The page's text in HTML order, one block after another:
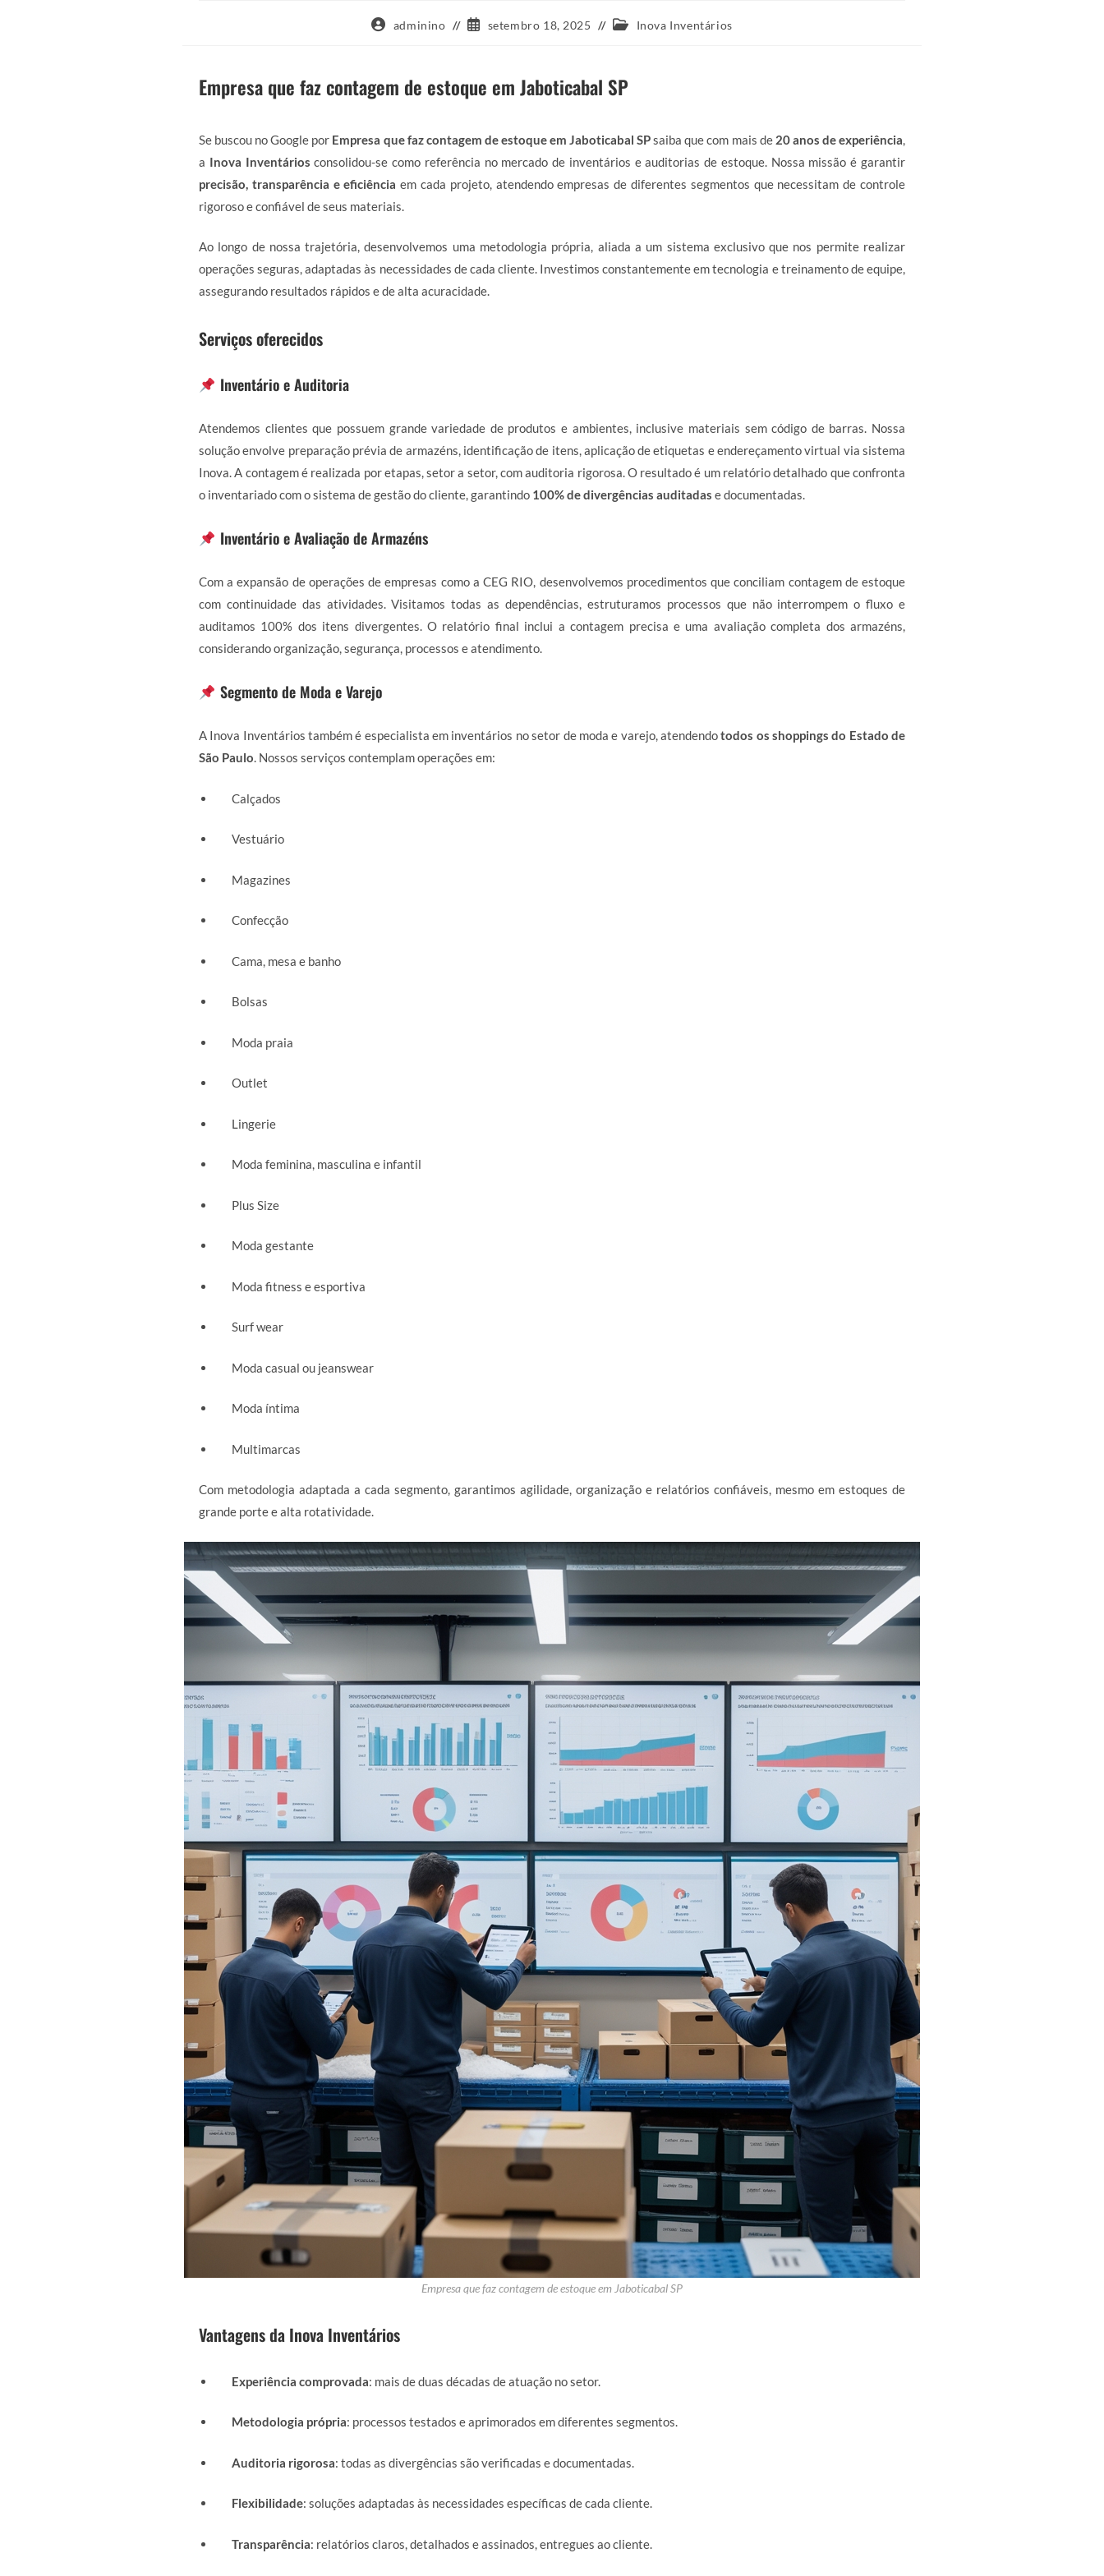
Autoradminino
Postsetembro 18, 2025
Categoria
Inova Inventários
Empresa que faz contagem de estoque em Jaboticabal SP
Se buscou no Google por Empresa que faz contagem de estoque em Jaboticabal SPsaiba que com mais de 20 anos de experiência
a Inova Inventários consolidou-se como referência no mercado de inventários e auditorias de estoque. Nossa missão é garantir
precisão, transparência e eficiência em cada projeto, atendendo empresas de diferentes segmentos que necessitam de controle
rigoroso e confiável de seus materiais.
Ao longo de nossa trajetória, desenvolvemos uma metodologia própria, aliada a um sistema exclusivo que nos permite realizar
operações seguras, adaptadas às necessidades de cada cliente. Investimos constantemente em tecnologia e treinamento de equipe,
assegurando resultados rápidos e de alta acuracidade.
Serviços oferecidos
Inventário e Auditoria
Atendemos clientes que possuem grande variedade de produtos e ambientes, inclusive materiais sem código de barras. Nossa
solução envolve preparação prévia de armazéns, identificação de itens, aplicação de etiquetas e endereçamento virtual via sistema
Inova. A contagem é realizada por etapas, setor a setor, com auditoria rigorosa. O resultado é um relatório detalhado que confronta
o inventariado com o sistema de gestão do cliente, garantindo 100% de divergências auditadas e documentadas.
Inventário e Avaliação de Armazéns
Com a expansão de operações de empresas como a CEG RIO, desenvolvemos procedimentos que conciliam contagem de estoque
com continuidade das atividades. Visitamos todas as dependências, estruturamos processos que não interrompem o fluxo e
auditamos 100% dos itens divergentes. O relatório final inclui a contagem precisa e uma avaliação completa dos armazéns,
considerando organização, segurança, processos e atendimento.
Segmento de Moda e Varejo
A Inova Inventários também é especialista em inventários no setor de moda e varejo, atendendotodos os shoppings do Estado de
São Paulo. Nossos serviços contemplam operações em:
Calçados
Vestuário
Magazines
Confecção
Cama, mesa e banho
Bolsas
Moda praia
Outlet
Lingerie
Moda feminina, masculina e infantil
Plus Size
Moda gestante
Moda fitness e esportiva
Surf wear
Moda casual ou jeanswear
Moda íntima
Multimarcas
Com metodologia adaptada a cada segmento, garantimos agilidade, organização e relatórios confiáveis, mesmo em estoques de
grande porte e alta rotatividade.
Empresa que faz contagem de estoque em Jaboticabal SP
Vantagens da Inova Inventários
Experiência comprovada: mais de duas décadas de atuação no setor.
Metodologia própria: processos testados e aprimorados em diferentes segmentos.
Auditoria rigorosa: todas as divergências são verificadas e documentadas.
Flexibilidade: soluções adaptadas às necessidades específicas de cada cliente.
Transparência: relatórios claros, detalhados e assinados, entregues ao cliente.